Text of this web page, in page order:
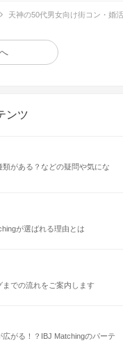
天神の50代男女向け街コン・婚
ンツ
がある？などの疑問や気にな
が選ばれる理由とは
での流れをご案内します
広がる！？IBJ Matchingのパーテ